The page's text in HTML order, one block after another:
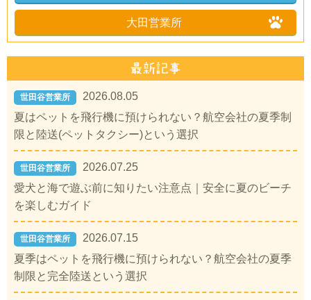
大田営業所
世田谷営業所
2026.08.05
夏はペットを飛行機に預けられない？航空会社の夏季制
限と陸送(ペットタクシー)という選択
世田谷営業所
2026.07.25
愛犬と海で遊ぶ前に知りたい注意点｜安全に夏のビーチ
を楽しむガイド
世田谷営業所
2026.07.15
夏季はペットを飛行機に預けられない？航空会社の夏季
制限と完全陸送という選択